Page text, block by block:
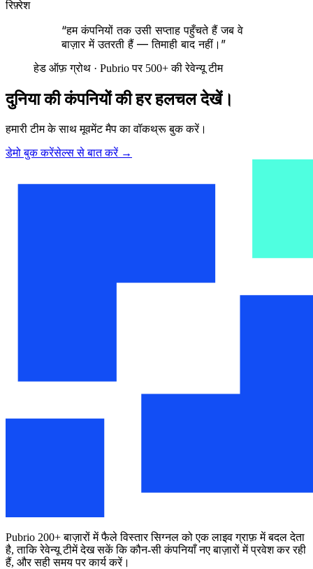
रिफ़्रेश
“हम कंपनियों तक उसी सप्ताह पहुँचते हैं जब वे
बाज़ार में उतरती हैं — तिमाही बाद नहीं।”
हेड ऑफ़ ग्रोथ · Pubrio पर 500+ की रेवेन्यू टीम
दुनिया की कंपनियों की हर हलचल देखें।
हमारी टीम के साथ मूवमेंट मैप का वॉकथ्रू बुक करें।
डेमो बुक करेंसेल्स से बात करें→
Pubrio 200+ बाज़ारों में फैले विस्तार सिग्नल को एक लाइव ग्राफ़ में बदल देता
है, ताकि रेवेन्यू टीमें देख सकें कि कौन-सी कंपनियाँ नए बाज़ारों में प्रवेश कर रही
हैं, और सही समय पर कार्य करें।